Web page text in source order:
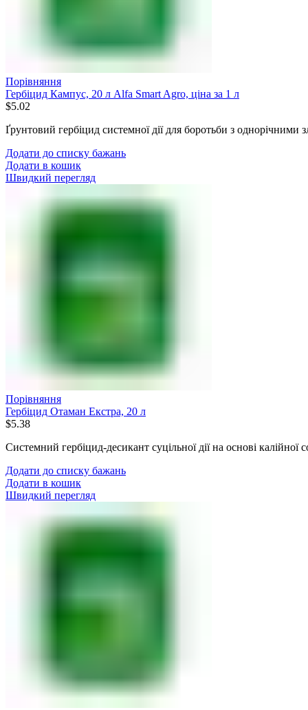
Порівняння
Гербіцид Кампус, 20 л Alfa Smart Agro, ціна за 1 л
$5.02
Ґрунтовий гербіцид системної дії для боротьби з
Додати до списку бажань
Додати в кошик
Швидкий перегляд
Порівняння
Гербіцид Отаман Екстра, 20 л
$5.38
Системний гербіцид-десикант суцільної дії на основі калійної
Додати до списку бажань
Додати в кошик
Швидкий перегляд